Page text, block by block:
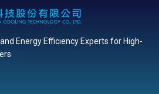
Energy Efficiency Experts for High-